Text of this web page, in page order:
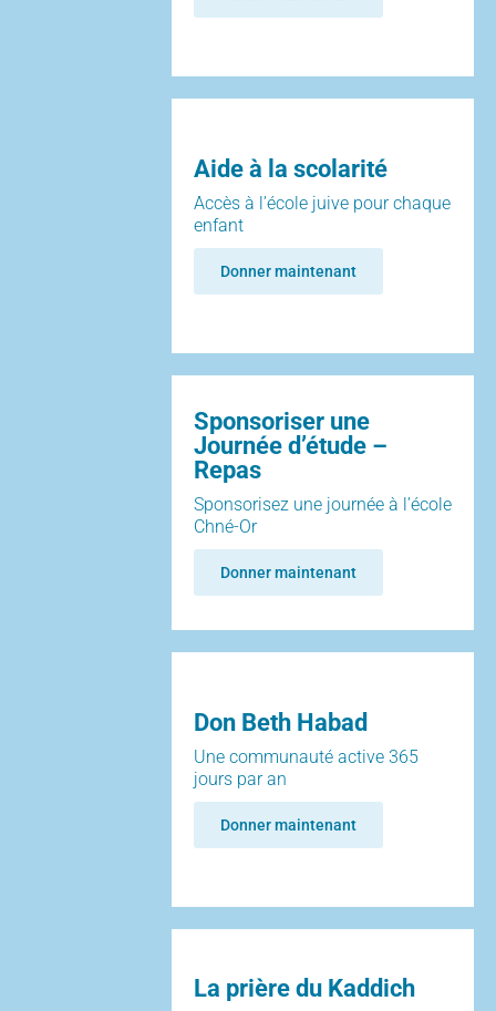
Aide à la scolarité
Accès à l’école juive pour chaque
enfant
Donner maintenant
Sponsoriser une
Journée d’étude –
Repas
Sponsorisez une journée à l’école
Chné-Or
Donner maintenant
Don Beth Habad
Une communauté active 365
jours par an
Donner maintenant
La prière du Kaddich